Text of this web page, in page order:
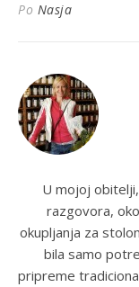
Po Nasja
U mojoj
razgovora,
okupljanja za
bila samo
pripreme